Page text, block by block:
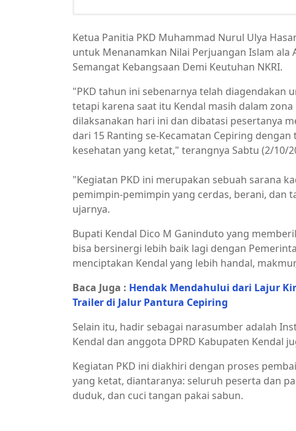
Ketua Panitia PKD Muhammad Nurul Ulya
untuk Menanamkan Nilai Perjuangan Islam ala
Semangat Kebangsaan Demi Keutuhan NKRI.
"PKD tahun ini sebenarnya telah diagendakan
tetapi karena saat itu Kendal masih dalam
dilaksanakan hari ini dan dibatasi pesertanya
dari 15 Ranting se-Kecamatan Cepiring
kesehatan yang ketat," terangnya Sabtu (2/10/
"Kegiatan PKD ini merupakan sebuah sarana
pemimpin-pemimpin yang cerdas, berani, dan
ujarnya.
Bupati Kendal Dico M Ganinduto yang
bisa bersinergi lebih baik lagi dengan
menciptakan Kendal yang lebih handal,
Baca Juga : Hendak Mendahului dari Lajur
Trailer di Jalur Pantura Cepiring
Selain itu, hadir sebagai narasumber adalah
Kendal dan anggota DPRD Kabupaten Kendal
Kegiatan PKD ini diakhiri dengan proses
yang ketat, diantaranya: seluruh peserta dan
duduk, dan cuci tangan pakai sabun.